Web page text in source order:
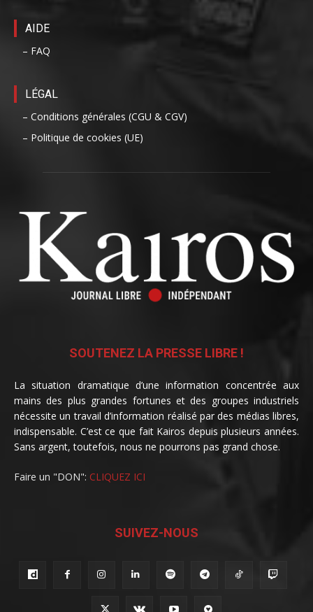
AIDE
– FAQ
LÉGAL
– Conditions générales (CGU & CGV)
– Politique de cookies (UE)
SOUTENEZ LA PRESSE LIBRE !
La situation dramatique d’une information concentrée aux
mains des plus grandes fortunes et des groupes industriels
nécessite un travail d’information réalisé par des médias libres,
indispensable. C’est ce que fait Kairos depuis plusieurs années.
Sans argent, toutefois, nous ne pourrons pas grand chose.
Faire un "DON": CLIQUEZ ICI
SUIVEZ-NOUS